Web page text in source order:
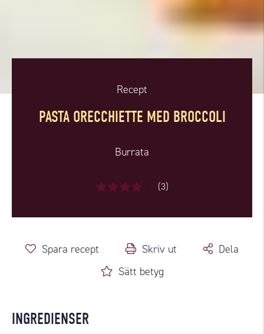
Recept
PASTA ORECCHIETTE MED BROCCOLI
Burrata
(3)
Spara recept Skriv ut
Dela
Sätt betyg
INGREDIENSER